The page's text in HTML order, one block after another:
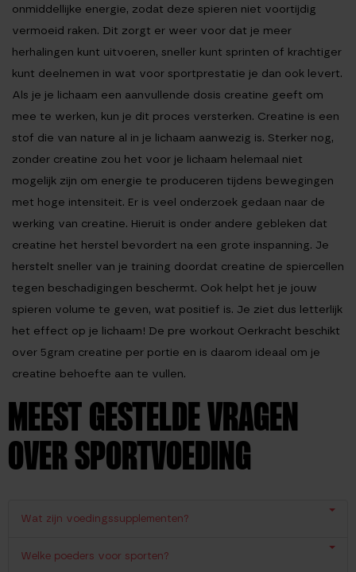
onmiddellijke energie, zodat deze spieren niet voortijdig
vermoeid raken. Dit zorgt er weer voor dat je meer
herhalingen kunt uitvoeren, sneller kunt sprinten of krachtiger
kunt deelnemen in wat voor sportprestatie je dan ook levert.
Als je je lichaam een aanvullende dosis creatine geeft om
mee te werken, kun je dit proces versterken. Creatine is een
stof die van nature al in je lichaam aanwezig is. Sterker nog,
zonder creatine zou het voor je lichaam helemaal niet
mogelijk zijn om energie te produceren tijdens bewegingen
met hoge intensiteit. Er is veel onderzoek gedaan naar de
werking van creatine. Hieruit is onder andere gebleken dat
creatine het herstel bevordert na een grote inspanning. Je
herstelt sneller van je training doordat creatine de spiercellen
tegen beschadigingen beschermt. Ook helpt het je jouw
spieren volume te geven, wat positief is. Je ziet dus letterlijk
het effect op je lichaam! De pre workout Oerkracht beschikt
over 5gram creatine per portie en is daarom ideaal om je
creatine behoefte aan te vullen.
MEEST GESTELDE VRAGEN
OVER SPORTVOEDING
Wat zijn voedingssupplementen?
Welke poeders voor sporten?